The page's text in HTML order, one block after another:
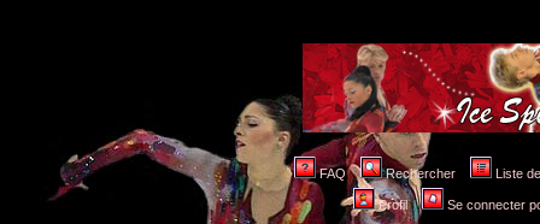
FAQ Rechercher Liste
Profil Se connecter